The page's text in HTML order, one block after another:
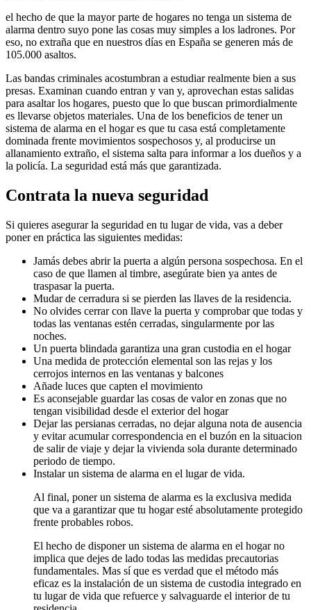
el hecho de que la mayor parte de hogares no tenga un sistema de
alarma dentro suyo pone las cosas muy simples a los ladrones. Por
eso, no extraña que en nuestros días en España se generen más de
105.000 asaltos.
Las bandas criminales acostumbran a estudiar realmente bien a sus
presas. Examinan cuando entran y van y, aprovechan estas salidas
para asaltar los hogares, puesto que lo que buscan primordialmente
es llevarse objetos materiales. Una de los beneficios de tener un
sistema de alarma en el hogar es que tu casa está completamente
dominada frente movimientos sospechosos y, al producirse un
allanamiento extraño, el sistema salta para informar a los dueños y a
la policía. La seguridad está más que garantizada.
Contrata la nueva seguridad
Si quieres asegurar la seguridad en tu lugar de vida, vas a deber
poner en práctica las siguientes medidas:
Jamás debes abrir la puerta a algún persona sospechosa. En el
caso de que llamen al timbre, asegúrate bien ya antes de
traspasar la puerta.
Mudar de cerradura si se pierden las llaves de la residencia.
No olvides cerrar con llave la puerta y comprobar que todas y
todas las ventanas estén cerradas, singularmente por las
noches.
Un puerta blindada garantiza una gran custodia en el hogar
Una medida de protección elemental son las rejas y los
cerrojos internos en las ventanas y balcones
Añade luces que capten el movimiento
Es aconsejable guardar las cosas de valor en zonas que no
tengan visibilidad desde el exterior del hogar
Dejar las persianas cerradas, no dejar alguna nota de ausencia
y evitar acumular correspondencia en el buzón en la situacion
de salir de viaje y dejar la vivienda sola durante determinado
periodo de tiempo.
Instalar un sistema de alarma en el lugar de vida.
Al final, poner un sistema de alarma es la exclusiva medida
que va a garantizar que tu hogar esté absolutamente protegido
frente probables robos.
El hecho de disponer un sistema de alarma en el hogar no
implica que dejes de lado todas las medidas precautorias
fundamentales. Mas sí que es verdad que el método más
eficaz es la instalación de un sistema de custodia integrado en
tu lugar de vida que refuerce y salvaguarde el interior de tu